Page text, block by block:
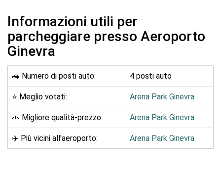
Informazioni utili per
parcheggiare presso Aeroporto
Ginevra
🚗 Numero di posti auto: 4 posti auto
⭐ Meglio votati: Arena Park Ginevra
🤲 Migliore qualità-prezzo: Arena Park Ginevra
✈️ Più vicini all'aeroporto: Arena Park Ginevra